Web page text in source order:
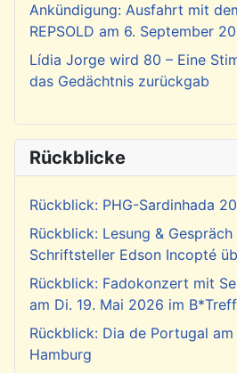
Ankündigung: Ausfahrt mit
REPSOLD am 6. September
Lídia Jorge wird 80 – Eine
das Gedächtnis zurückgab
Rückblicke
Rückblick: PHG-Sardinhada
Rückblick: Lesung &
Schriftsteller Edson Incopté
Rückblick: Fadokonzert mit
am Di. 19. Mai 2026 im
Rückblick: Dia de Portugal
Hamburg